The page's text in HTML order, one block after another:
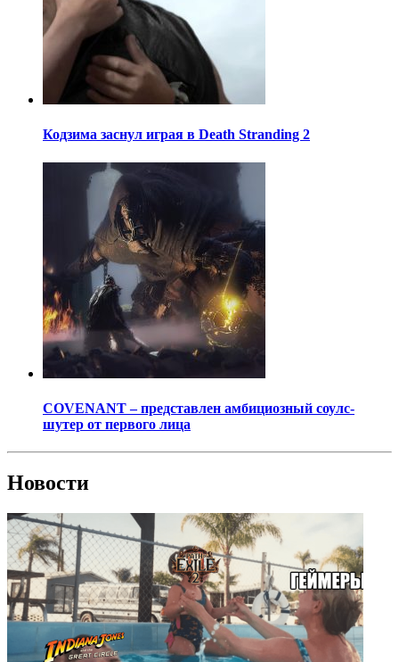
Кодзима заснул играя в Death Stranding 2
COVENANT – представлен амбициозный соулс-
шутер от первого лица
Новости